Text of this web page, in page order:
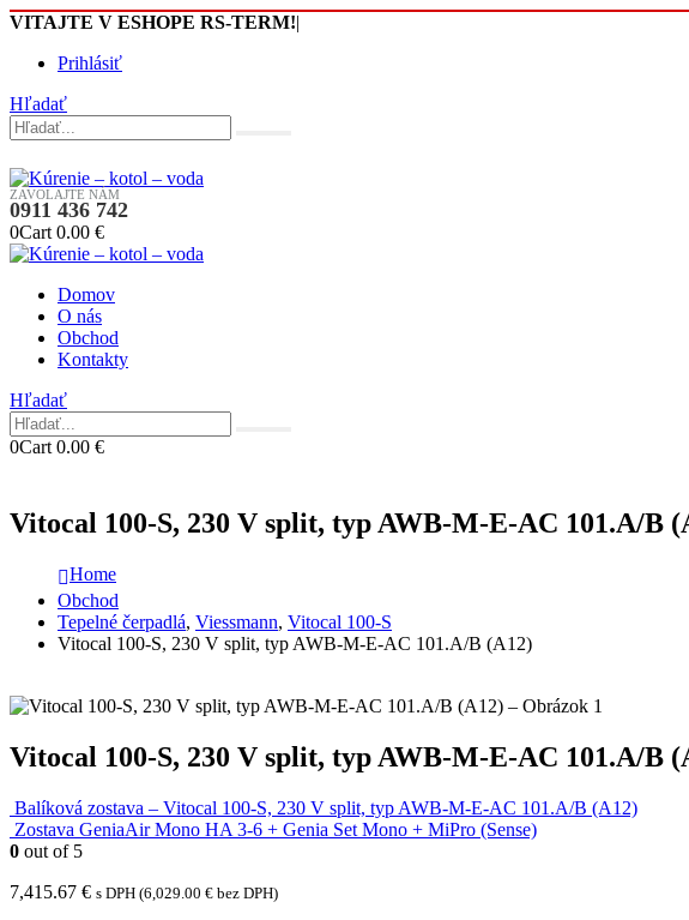
VITAJTE V ESHOPE RS-TERM!|
Prihlásiť
Hľadať
ZAVOLAJTE NÁM
0911 436 742
0Cart 0.00 €
Domov
O nás
Obchod
Kontakty
Hľadať
0Cart 0.00 €
Vitocal 100-S, 230 V split, typ AWB-M-E-AC 101.A/B
Home
Obchod
Tepelné čerpadlá, Viessmann, Vitocal 100-S
Vitocal 100-S, 230 V split, typ AWB-M-E-AC 101.A/B (A12)
Vitocal 100-S, 230 V split, typ AWB-M-E-AC 101.A/B
Balíková zostava – Vitocal 100-S, 230 V split, typ AWB-M-E-AC 101.A/B (A12)
Zostava GeniaAir Mono HA 3-6 + Genia Set Mono + MiPro (Sense)
0 out of 5
7,415.67 € s DPH (6,029.00 € bez DPH)